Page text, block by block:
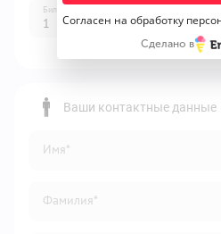
1
Билет
2
4
6
Ваши контактные данные
Имя*
Фамилия*
Согласен на обработку
Сделано в